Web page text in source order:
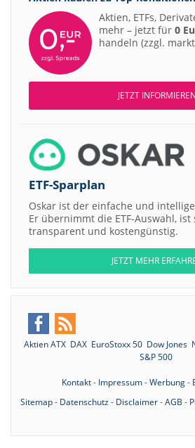
Aktien, ETFs,
mehr – jetzt für 0
handeln (zzgl.
JETZT INFORMIEREN
ETF-Sparplan
Oskar ist der einfache und
Er übernimmt die ETF-Auswahl,
transparent und kostengünstig.
JETZT MEHR
Aktien ATX DAX EuroStoxx 50 Dow Jones
S&P 500
Kontakt- Impressum-Werbung-
Sitemap- Datenschutz- Disclaimer-AGB -